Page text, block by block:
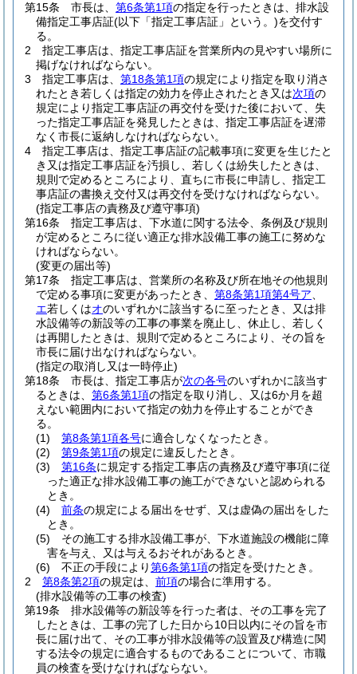
第15条
市長は、 第6条第1項の指定を行ったときは、排水設
備指定工事店証(以下「指定工事店証」という。)を交付す
る。
2
指定工事店は、指定工事店証を営業所内の見やすい場所に
掲げなければならない。
3
指定工事店は、 第18条第1項の規定により指定を取り消さ
れたとき若しくは指定の効力を停止されたとき又は次項の
規定により指定工事店証の再交付を受けた後において、失
った指定工事店証を発見したときは、指定工事店証を遅滞
なく市長に返納しなければならない。
4
指定工事店は、指定工事店証の記載事項に変更を生じたと
き又は指定工事店証を汚損し、若しくは紛失したときは、
規則で定めるところにより、直ちに市長に申請し、指定工
事店証の書換え交付又は再交付を受けなければならない。
(指定工事店の責務及び遵守事項)
第16条
指定工事店は、下水道に関する法令、条例及び規則
が定めるところに従い適正な排水設備工事の施工に努めな
ければならない。
(変更の届出等)
第17条
指定工事店は、営業所の名称及び所在地その他規則
で定める事項に変更があったとき、 第8条第1項第4号ア
エ若しくはオのいずれかに該当するに至ったとき、又は排
水設備等の新設等の工事の事業を廃止し、休止し、若しく
は再開したときは、規則で定めるところにより、その旨を
市長に届け出なければならない。
(指定の取消し又は一時停止)
第18条
市長は、指定工事店が次の各号のいずれかに該当す
るときは、 第6条第1項の指定を取り消し、又は6か月を超
えない範囲内において指定の効力を停止することができ
る。
(1)
第8条第1項各号に適合しなくなったとき。
(2)
第9条第1項の規定に違反したとき。
(3)
第16条に規定する指定工事店の責務及び遵守事項に従
った適正な排水設備工事の施工ができないと認められる
とき。
(4)
前条の規定による届出をせず、又は虚偽の届出をした
とき。
(5)
その施工する排水設備工事が、下水道施設の機能に障
害を与え、又は与えるおそれがあるとき。
(6)
不正の手段により第6条第1項の指定を受けたとき。
2
第8条第2項の規定は、 前項の場合に準用する。
(排水設備等の工事の検査)
第19条
排水設備等の新設等を行った者は、その工事を完了
したときは、工事の完了した日から10日以内にその旨を市
長に届け出て、その工事が排水設備等の設置及び構造に関
する法令の規定に適合するものであることについて、市職
員の検査を受けなければならない。